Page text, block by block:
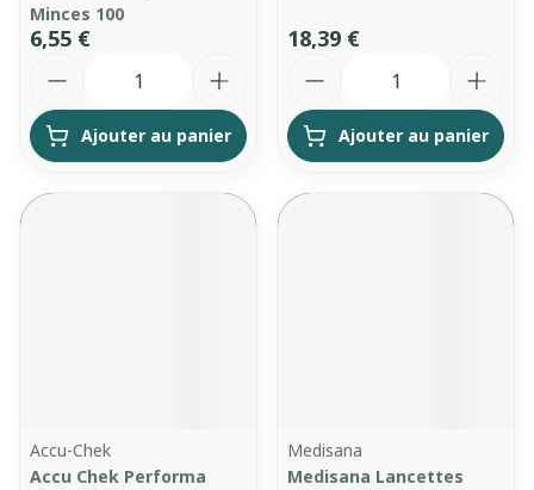
Minces 100
6,55 €
Ajouter au panier
18,39 €
Ajouter au panier
Accu-Chek
Accu Chek Performa
Medisana
Medisana Lancettes